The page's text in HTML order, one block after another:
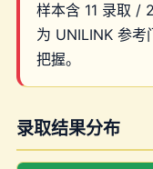
样本含 11 录取 /
为 UNILINK 参考
把握。
录取结果分布